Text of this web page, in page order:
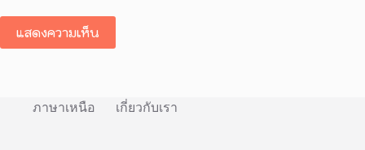
แสดงความเห็น
ภาษาเหนือ เกี่ยวกับเรา